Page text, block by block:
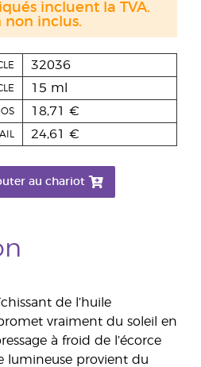
de l’huile
vraiment du soleil en
à froid de l’écorce
lumineuse provient du
32036
15 ml
18,71 €
24,61 €
au chariot
incluent la TVA.
non inclus.